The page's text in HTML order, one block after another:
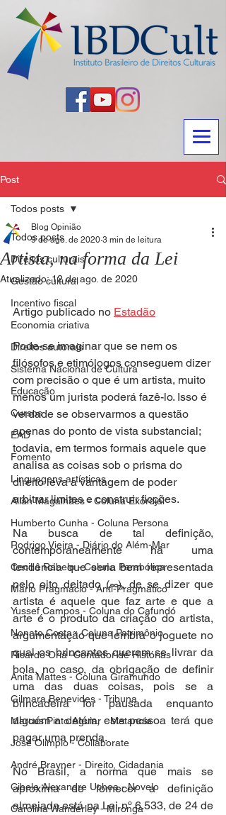
Post
Todos posts
Direitos culturais
Gestão cultural
Incentivo fiscal
Economia criativa
Direitos autorais
Sistema Nacional de Cultura
Educação
Cursos
EAD
Fomento
Linguagens artísticas
Allan Magalhães - Coluna Exordial
Humberto Cunha - Coluna Persona
Rodrigo Vieira - Diário do Além-Mar
Cecilia Rabelo - Coluna Parabólica
Mário Pragmácio - Anti-Pragmático
Yussef Campos - Coluna do Cafundó
Nonato Costa - Coluna Patrimônio
Ricardo Oriá -Contador de Histórias
Anita Mattes - Coluna Giramundo
Gilmara Benevides - Tribuna
Marcus Pinto Aguiar - Metanoia
José Olímpio - Collaborate
André Brayner - Direito, Cidadania
Cibele Alexandre Uchoa - Novelo
Carolina Wanderley - Mironga
Todos posts
Artista, na forma da Lei
Blog Opinião
9 de ago. de 2020 3 min de leitura
Atualizado:12 de ago. de 2020
Artigo publicado no Estadão
Pode-se imaginar que se nem os
filósofos e etimólogos conseguem dizer
com precisão o que é um artista, muito
menos um jurista poderá fazê-lo. Isso é
verdade se observarmos a questão
apenas do ponto de vista substancial;
todavia, em termos formais aquele que
analisa as coisas sob o prisma do
direito leva a vantagem de poder
arbitrar limites e construir ficções.
Na busca de tal definição,
contemporaneamente há uma
tendência que seria bem representada
pelo oito deitado (∞), de se dizer que
artista é aquele que faz arte e que a
arte é o produto da criação do artista,
argumentação que lembra o joguete no
qual os brincantes querem se livrar da
bola, no caso, da obrigação de definir
uma das duas coisas, pois se a
brincadeira for pausada enquanto
alguém a detém, esta pessoa terá que
pagar uma prenda.
No Brasil, a norma que mais se
aproxima de fornecer a definição
almejada está na Lei nº 6.533, de 24 de